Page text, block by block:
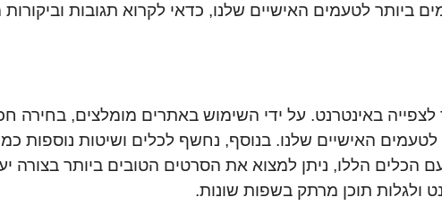
לטעמים האישיים שלנו, כדאי לקרוא תגובות וביקורות
באינטרנט. על ידי השימוש באתרים מומלצים, בחירה
האישיים שלנו. בנוסף, נחשף לכלים ושיטות נוספות
הללו, ניתן למצוא את הסרטים הטובים ביותר בצורה
ולגלות תוכן מרתק בשפות שונות.